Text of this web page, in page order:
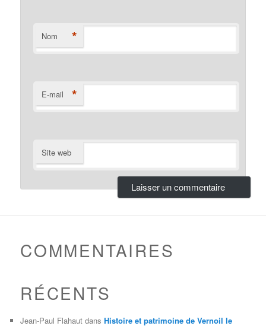
Nom *
E-mail *
Site web
COMMENTAIRES
RÉCENTS
Jean-Paul Flahaut dansHistoire et patrimoine de Vernoil le